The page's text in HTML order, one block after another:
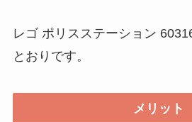
レゴ ポリスステーション
とおりです。
メリット